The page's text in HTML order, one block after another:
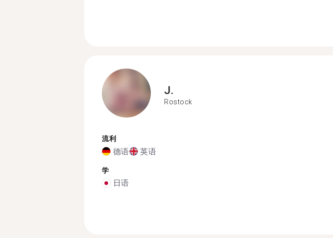
J.
Rostock
流利
德语 英语
学
日语